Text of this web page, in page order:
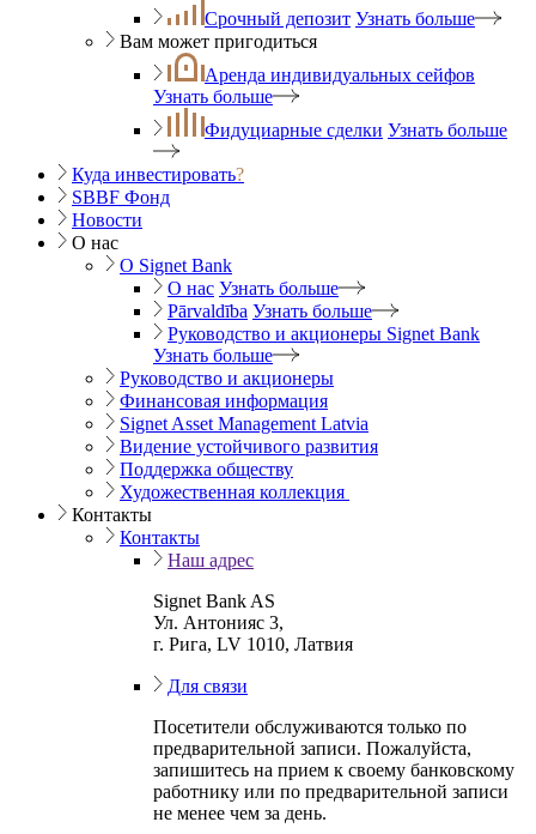
Срочный депозит Узнать больше
Вам может пригодиться
Аренда индивидуальных сейфов
Узнать больше
Фидуциарные сделки Узнать больше
Куда инвестировать?
SBBF Фонд
Новости
О нас
O Signet Bank
О нас Узнать больше
Pārvaldība Узнать больше
Руководство и акционеры Signet Bank
Узнать больше
Руководство и акционеры
Финансовая информация
Signet Asset Management Latvia
Видение устойчивого развития
Поддержка обществу
Художественная коллекция
Контакты
Контакты
Наш адрес
Signet Bank AS
Ул. Антонияс 3,
г. Рига, LV 1010, Латвия
Для связи
Посетители обслуживаются только по
предварительной записи. Пожалуйста,
запишитесь на прием к своему банковскому
работнику или по предварительной записи
не менее чем за день.